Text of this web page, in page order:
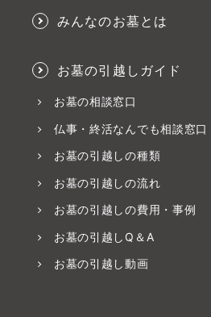
みんなのお墓とは
お墓の引越しガイド
お墓の相談窓口
仏事・終活なんでも相談窓口
お墓の引越しの種類
お墓の引越しの流れ
お墓の引越しの費用・事例
お墓の引越しQ＆A
お墓の引越し動画